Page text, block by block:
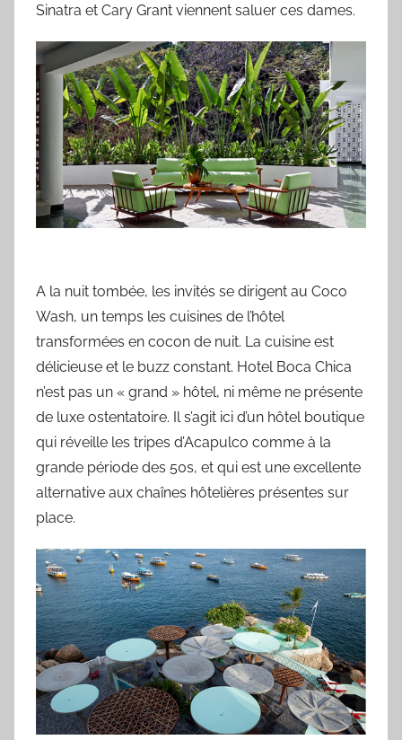
Sinatra et Cary Grant viennent saluer ces dames.
A la nuit tombée, les invités se dirigent au Coco
Wash, un temps les cuisines de l’hôtel
transformées en cocon de nuit. La cuisine est
délicieuse et le buzz constant. Hotel Boca Chica
n’est pas un « grand » hôtel, ni même ne présente
de luxe ostentatoire. Il s’agit ici d’un hôtel boutique
qui réveille les tripes d’Acapulco comme à la
grande période des 50s, et qui est une excellente
alternative aux chaînes hôtelières présentes sur
place.